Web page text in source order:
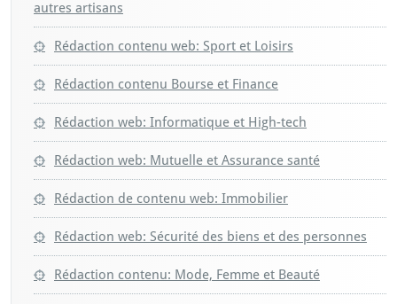
autres artisans
Rédaction contenu web: Sport et Loisirs
Rédaction contenu Bourse et Finance
Rédaction web: Informatique et High-tech
Rédaction web: Mutuelle et Assurance santé
Rédaction de contenu web: Immobilier
Rédaction web: Sécurité des biens et des personnes
Rédaction contenu: Mode, Femme et Beauté